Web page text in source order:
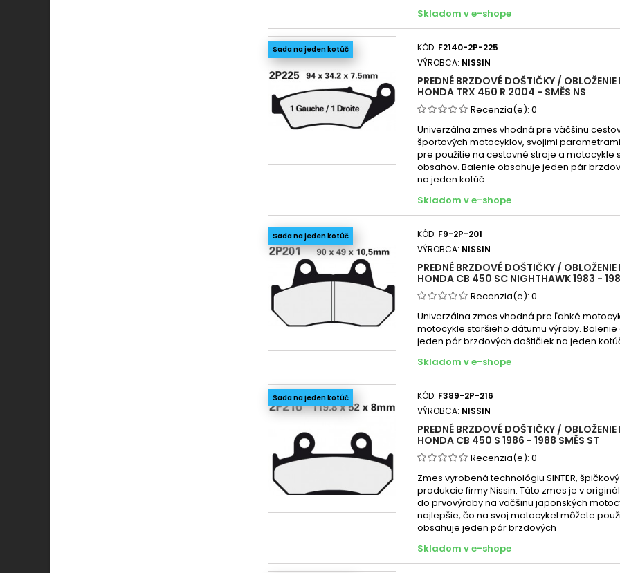
Skladom v e-shope
Sada na jeden kotúč KÓD: F2140-2P-225
VÝROBCA: NISSIN
PREDNÉ BRZDOVÉ DOŠTIČKY / OBLOŽENIE
HONDA TRX 450 R 2004 - SMĚS NS
Recenzia(e): 0
Univerzálna zmes vhodná pre väčšinu
športových motocyklov, svojimi
pre použitie na cestovné stroje a motocykle
obsahov. Balenie obsahuje jeden pár
na jeden kotúč.
Skladom v e-shope
Sada na jeden kotúč KÓD: F9-2P-201
VÝROBCA: NISSIN
PREDNÉ BRZDOVÉ DOŠTIČKY / OBLOŽENIE
HONDA CB 450 SC NIGHTHAWK 1983 -
Recenzia(e): 0
Univerzálna zmes vhodná pre ľahké
motocykle staršieho dátumu výroby.
jeden pár brzdových doštičiek na jeden
Skladom v e-shope
Sada na jeden kotúč KÓD: F389-2P-216
VÝROBCA: NISSIN
PREDNÉ BRZDOVÉ DOŠTIČKY / OBLOŽENIE
HONDA CB 450 S 1986 - 1988 SMĚS ST
Recenzia(e): 0
Zmes vyrobená technológiu SINTER,
produkcie firmy Nissin. Táto zmes je v
do prvovýroby na väčšinu japonských
najlepšie, čo na svoj motocykel môžete
obsahuje jeden pár brzdových
Skladom v e-shope